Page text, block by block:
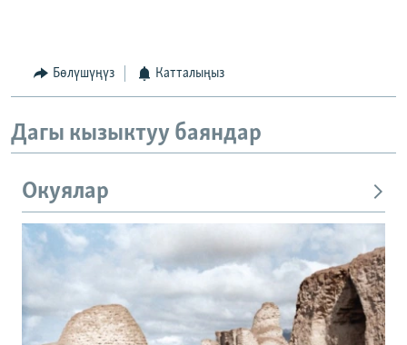
Бөлүшүңүз Катталыңыз
Дагы кызыктуу баяндар
Окуялар